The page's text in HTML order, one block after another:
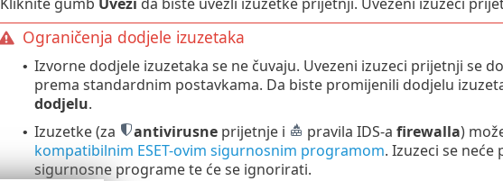
Ograničenja dodjele izuzetaka
• Izvorne dodjele izuzetaka se ne čuvaju. Uvezeni izuzeci prijetnji se
prema standardnim postavkama. Da biste promijenili dodjelu
dodjelu.
• Izuzetke (za antivirusneprijetnje i pravila IDS-a firewalla)
kompatibilnim ESET-ovim sigurnosnim programom. Izuzeci se neće
sigurnosne programe te će se ignorirati.